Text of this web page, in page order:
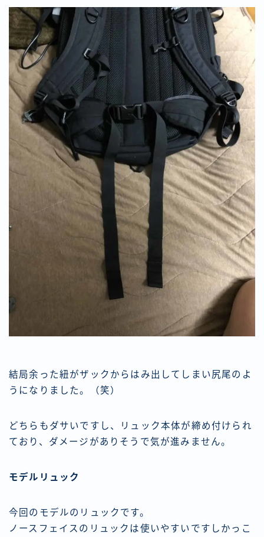
結局余った紐がザックからはみ出してしまい尻尾のよ
うになりました。（笑）
どちらもダサいですし、リュック本体が締め付けられ
ており、ダメージがありそうで気が進みません。
モデルリュック
今回のモデルのリュックです。
ノースフェイスのリュックは使いやすいですしかっこ